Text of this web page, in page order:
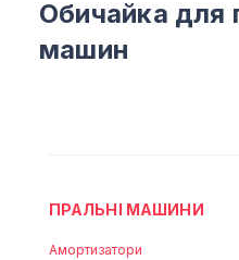
Обичайка для
машин
ПРАЛЬНІ МАШИНИ
Амортизатори